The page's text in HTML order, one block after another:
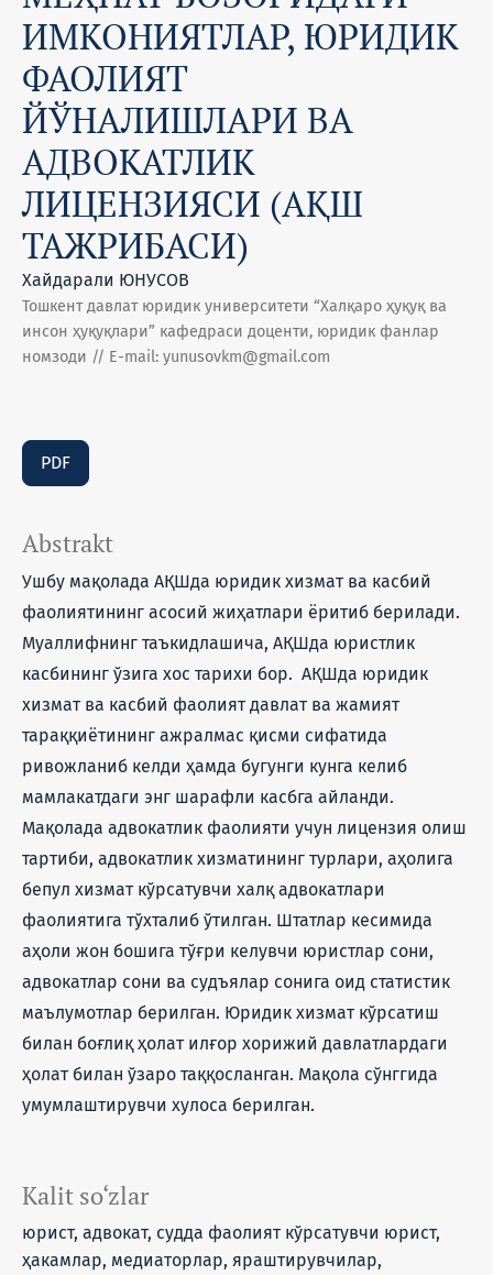
ИМКОНИЯТЛАР, ЮРИДИК
ФАОЛИЯТ
ЙЎНАЛИШЛАРИ ВА
АДВОКАТЛИК
ЛИЦЕНЗИЯСИ (АҚШ
ТАЖРИБАСИ)
Хайдарали ЮНУСОВ
Тошкент давлат юридик университети “Халқаро ҳуқуқ ва
инсон ҳуқуқлари” кафедраси доценти, юридик фанлар
номзоди // Е-mail: yunusovkm@gmail.com
PDF
Kalit so‘zlar
юрист, адвокат, судда фаолият кўрсатувчи юрист,
ҳакамлар, медиаторлар, яраштирувчилар,
Abstrakt
Ушбу мақолада АҚШда юридик хизмат ва касбий
фаолиятининг асосий жиҳатлари ёритиб берилади.
Муаллифнинг таъкидлашича, АҚШда юристлик
касбининг ўзига хос тарихи бор. АҚШда юридик
хизмат ва касбий фаолият давлат ва жамият
тараққиётининг ажралмас қисми сифатида
ривожланиб келди ҳамда бугунги кунга келиб
мамлакатдаги энг шарафли касбга айланди.
Мақолада адвокатлик фаолияти учун лицензия олиш
тартиби, адвокатлик хизматининг турлари, аҳолига
бепул хизмат кўрсатувчи халқ адвокатлари
фаолиятига тўхталиб ўтилган. Штатлар кесимида
аҳоли жон бошига тўғри келувчи юристлар сони,
адвокатлар сони ва судъялар сонига оид статистик
маълумотлар берилган. Юридик хизмат кўрсатиш
билан боғлиқ ҳолат илғор хорижий давлатлардаги
ҳолат билан ўзаро таққосланган. Мақола сўнггида
умумлаштирувчи хулоса берилган.